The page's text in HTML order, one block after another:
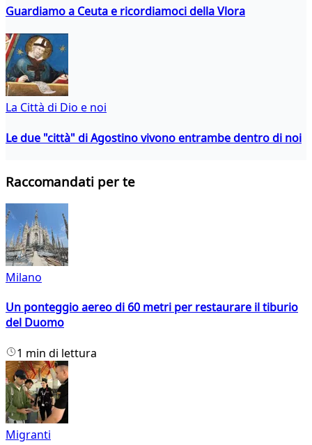
Guardiamo a Ceuta e ricordiamoci della Vlora
La Città di Dio e noi
Le due "città" di Agostino vivono entrambe dentro di noi
Raccomandati per te
Milano
Un ponteggio aereo di 60 metri per restaurare il tiburio
del Duomo
1 min di lettura
Migranti